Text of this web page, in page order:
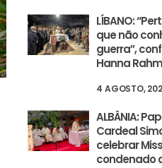
LÍBANO:
que não
guerra”,
Hanna
4 AGOSTO,
ALBÂNIA:
Cardeal
celebrar
condenado